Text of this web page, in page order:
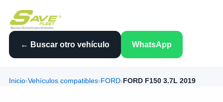
← Buscar otro vehículo WhatsApp
Inicio›Vehículos compatibles› FORD› FORD F150 3.7L 2019